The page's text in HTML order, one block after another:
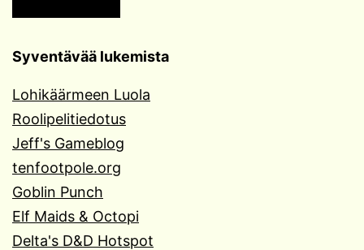
Syventävää lukemista
Lohikäärmeen Luola
Roolipelitiedotus
Jeff's Gameblog
tenfootpole.org
Goblin Punch
Elf Maids & Octopi
Delta's D&D Hotspot